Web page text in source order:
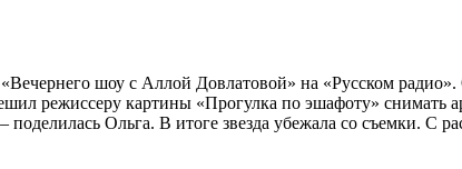
шоу с Аллой Довлатовой» на «Русском радио».
режиссеру картины «Прогулка по эшафоту» снимать
Ольга. В итоге звезда убежала со съемки. С